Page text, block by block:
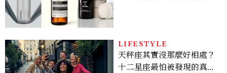
LIFESTYLE
天秤座其實沒那麼好相處？
十二星座最怕被發現的真實